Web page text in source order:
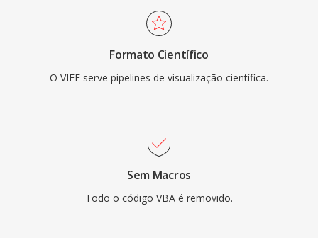
Formato Científico
O VIFF serve pipelines de visualização científica.
Sem Macros
Todo o código VBA é removido.